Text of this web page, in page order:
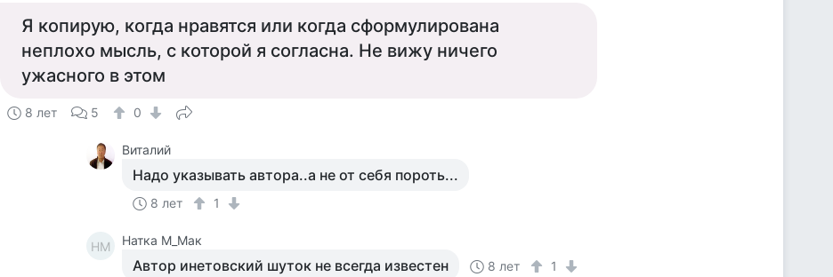
Я копирую, когда нравятся или когда сформулирована
неплохо мысль, с которой я согласна. Не вижу ничего
ужасного в этом
8 лет 5 0
Виталий
Надо указывать автора..а не от себя пороть...
8 лет 1
НМ Натка М_Мак
Автор инетовский шуток не всегда известен 8 лет 1